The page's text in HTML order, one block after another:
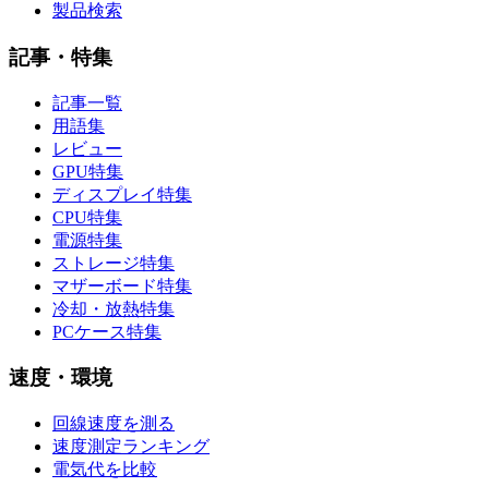
製品検索
記事・特集
記事一覧
用語集
レビュー
GPU特集
ディスプレイ特集
CPU特集
電源特集
ストレージ特集
マザーボード特集
冷却・放熱特集
PCケース特集
速度・環境
回線速度を測る
速度測定ランキング
電気代を比較